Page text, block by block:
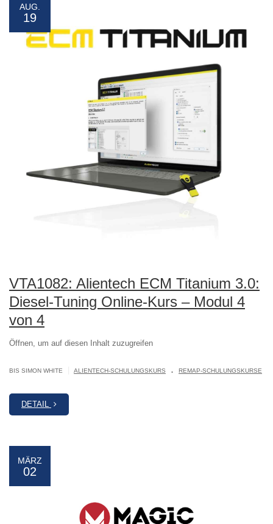
AUG.
19
VTA1082: Alientech ECM Titanium 3.0:
Diesel-Tuning Online-Kurs – Modul 4
von 4
Öffnen, um auf diesen Inhalt zuzugreifen
BIS SIMON WHITE ALIENTECH-SCHULUNGSKURS . REMAP-SCHULUNGSKURSE
DETAIL
MÄRZ
02